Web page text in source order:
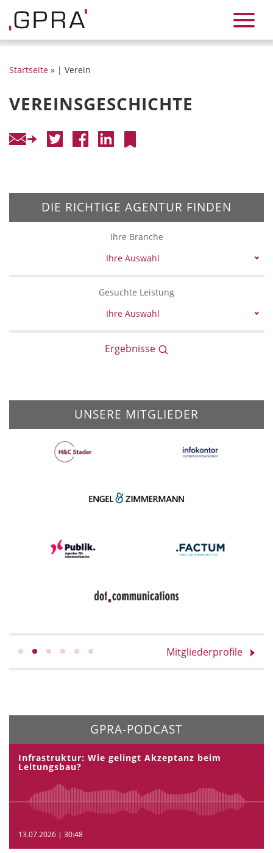
Startseite » | Verein
VEREINSGESCHICHTE
DIE RICHTIGE AGENTUR FINDEN
Ihre Branche
Ihre Auswahl
Gesuchte Leistung
Ihre Auswahl
Ergebnisse
UNSERE MITGLIEDER
Mitgliederprofile
GPRA-PODCAST
Infrastruktur: Wie gelingt Akzeptanz beim
Leitungsbau?
13.07.2026 | 30:48